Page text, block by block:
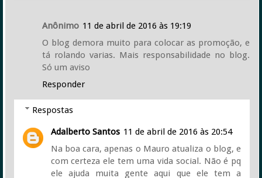
Anônimo 11 de abril de 2016 às 19:19
O blog demora muito para colocar as promoção, e
tá rolando varias. Mais responsabilidade no blog.
Só um aviso
Responder
Respostas
Adalberto Santos 11 de abril de 2016 às 20:54
Na boa cara, apenas o Mauro atualiza o blog, e
com certeza ele tem uma vida social. Não é pq
ele ajuda muita gente aqui que ele tem a